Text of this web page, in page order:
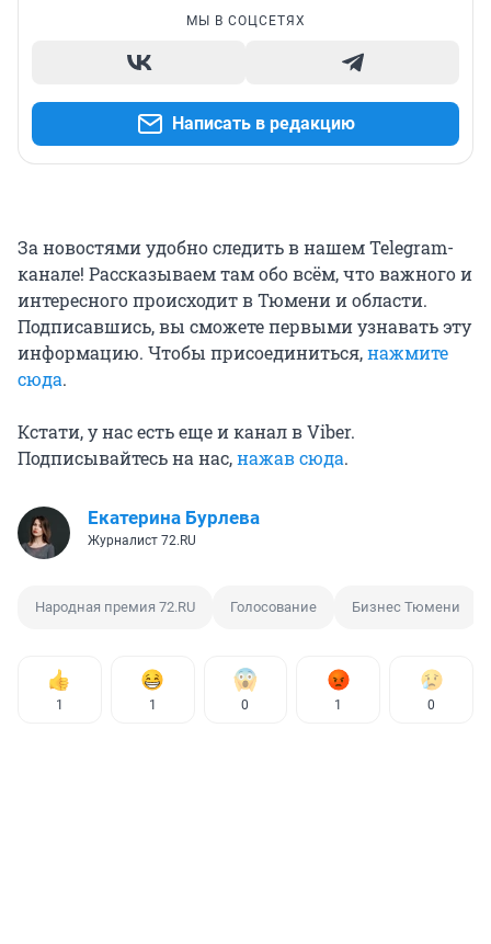
МЫ В СОЦСЕТЯХ
Написать в редакцию
За новостями удобно следить в нашем Telegram-
канале! Рассказываем там обо всём, что важного и
интересного происходит в Тюмени и области.
Подписавшись, вы сможете первыми узнавать эту
информацию. Чтобы присоединиться,нажмите
сюда.
Кстати, у нас есть еще и канал в Viber.
Подписывайтесь на нас,нажав сюда.
Екатерина Бурлева
Журналист 72.RU
Народная премия 72.RU Голосование Бизнес Тюмени
1 1 0 1 0